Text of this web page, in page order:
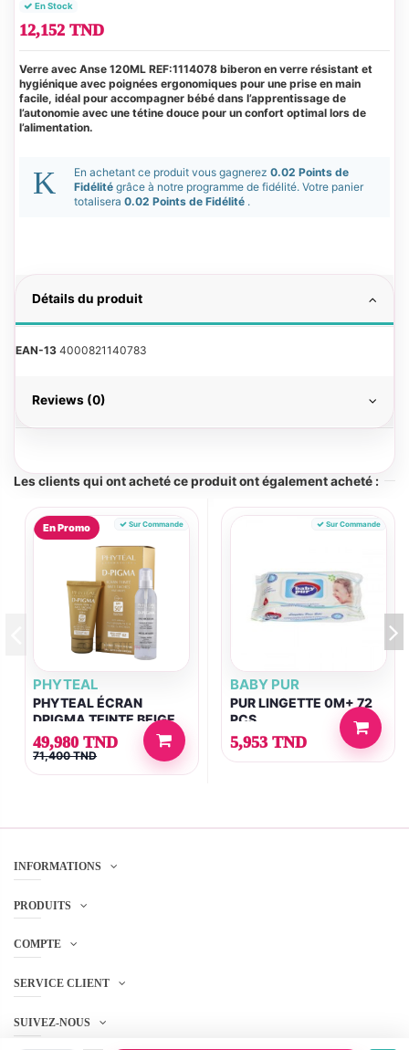
En Stock
12,152 TND
Verre avec Anse 120ML REF:1114078 biberon en verre résistant et
hygiénique avec poignées ergonomiques pour une prise en main
facile, idéal pour accompagner bébé dans l’apprentissage de
l’autonomie avec une tétine douce pour un confort optimal lors de
l’alimentation.
En achetant ce produit vous gagnerez 0.02 Points de
Fidélité grâce à notre programme de fidélité. Votre panier
totalisera 0.02 Points de Fidélité .
Détails du produit
EAN-13 4000821140783
Reviews (0)
Les clients qui ont acheté ce produit ont également acheté :
En Promo Sur Commande
PHYTEAL
PHYTEAL ÉCRAN
DPIGMA TEINTE BEIGE
ROSE SPF50+ 50ML +
DPIGMA EAU
49,980 TND
71,400 TND
Sur Commande
BABY PUR
PUR LINGETTE 0M+ 72
PCS
5,953 TND
INFORMATIONS
PRODUITS
COMPTE
SERVICE CLIENT
SUIVEZ-NOUS